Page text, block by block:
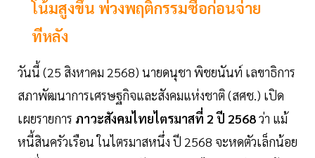
โน้มสูงขึ้น พ่วงพฤติกรรมซื้อก่อนจ่าย
ทีหลัง
วันนี้ (25 สิงหาคม 2568) นายดนุชา พิชยนันท์ เลขาธิการ
สภาพัฒนาการเศรษฐกิจและสังคมแห่งชาติ (สศช.) เปิด
เผยรายการ ภาวะสังคมไทยไตรมาสที่ 2 ปี 2568ว่า แม้
หนี้สินครัวเรือน ในไตรมาสหนึ่ง ปี 2568 จะหดตัวเล็กน้อย